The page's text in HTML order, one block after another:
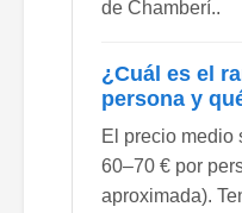
de Chamberí..
¿Cuál es el
persona y
El precio medio
60–70 € por
aproximada).